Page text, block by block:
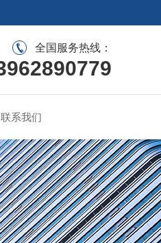
全国服务热线：
联系我们